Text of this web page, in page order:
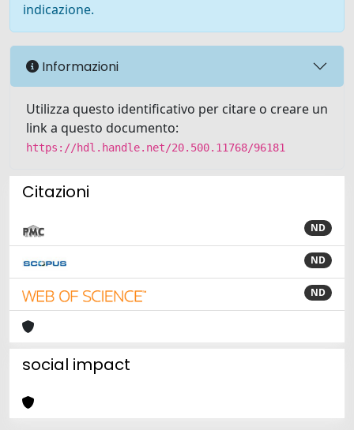
indicazione.
Informazioni
Utilizza questo identificativo per citare o creare un
link a questo documento:
https://hdl.handle.net/20.500.11768/96181
Citazioni
ND
ND
ND
social impact